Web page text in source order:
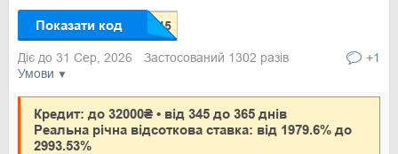
Умови
Показати код
Діє до 31 Сер, 2026 Застосований 1302 разів +1
Кредит: до 32000₴ • від 345 до 365 днів
Реальна річна відсоткова ставка: від 1979.6% до
2993.53%